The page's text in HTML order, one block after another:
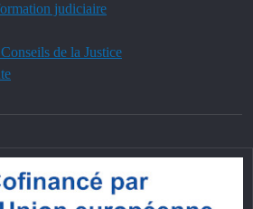
judiciaire
de la Justice